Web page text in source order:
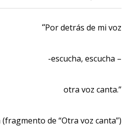
“Por detrás de mi voz
-escucha, escucha –
otra voz canta.”
(fragmento de “Otra voz canta”)